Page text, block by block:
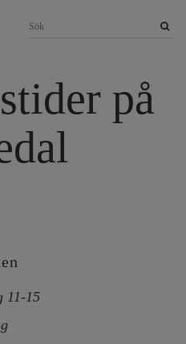
på
11-15